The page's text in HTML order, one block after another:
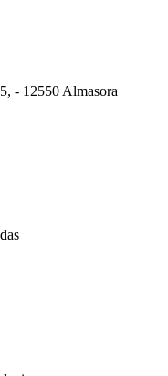
- 12550 Almasora